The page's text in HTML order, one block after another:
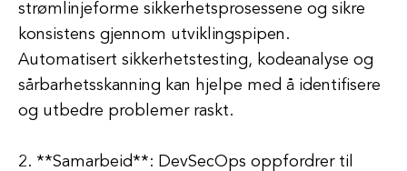
strømlinjeforme sikkerhetsprosessene og sikre
konsistens gjennom utviklingspipen.
Automatisert sikkerhetstesting, kodeanalyse og
sårbarhetsskanning kan hjelpe med å identifisere
og utbedre problemer raskt.
2. **Samarbeid**: DevSecOps oppfordrer til